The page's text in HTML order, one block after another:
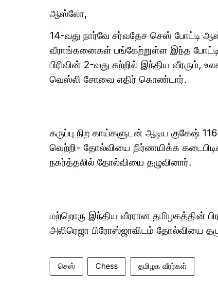
ஆஸ்லோ,
14-வது நார்வே சர்வதேச செஸ் போட்டி
வீராங்கனைகள் பங்கேற்றுள்ள இந்த
பிரிவின் 2-வது சுற்றில் இந்திய வீரரும்,
வெஸ்லி சோவை எதிர் கொண்டார்.
கருப்பு நிற காய்களுடன் ஆடிய குகேஷ்
வெற்றி- தோல்வியை நிர்ணயிக்க
நகர்த்தலில் தோல்வியை தழுவினார்.
மற்றொரு இந்திய வீரரான தமிழகத்தின்
அலிரெஜா பிரோஸ்ஜாவிடம் தோல்வியை
செஸ் Chess தமிழக வீரர்கள்